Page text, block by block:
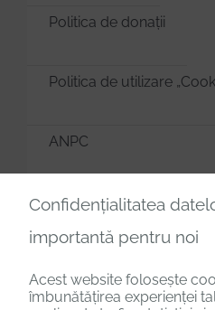
Politica de donații
Politica de utilizare
ANPC
Manager de cookies
Confidențialitatea
importantă pentru noi
Acest website folosește
îmbunătățirea experienței